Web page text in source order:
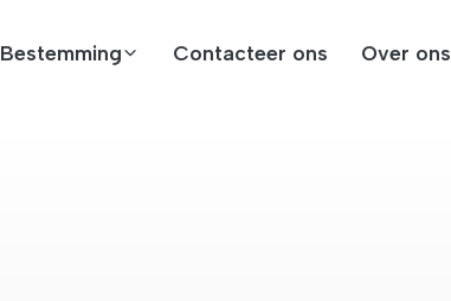
Bestemming Contacteer ons Over ons